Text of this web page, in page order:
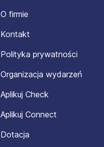
O firmie
Kontakt
Polityka prywatności
Organizacja wydarzeń
Aplikuj Check
Aplikuj Connect
Dotacja